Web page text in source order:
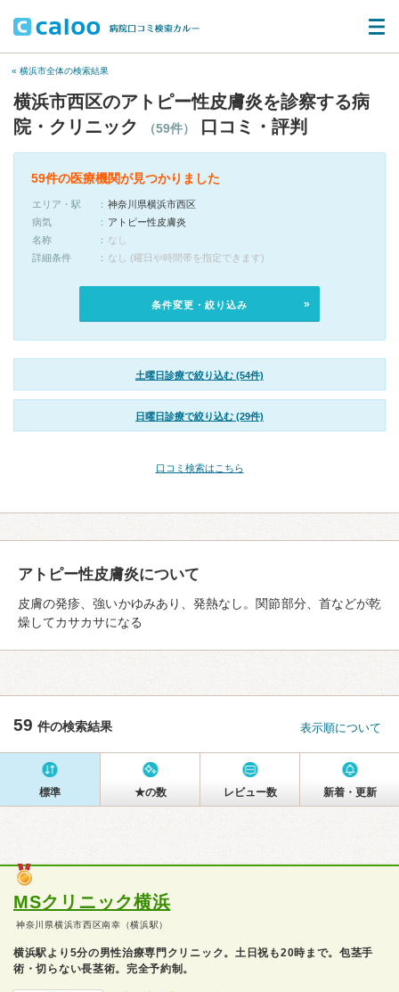
« 横浜市全体の検索結果
横浜市西区のアトピー性皮膚炎を診察する病
院・クリニック
（59件） 口コミ・評判
59件の医療機関が見つかりました
エリア・駅
神奈川県横浜市西区
病気
アトピー性皮膚炎
名称
なし
詳細条件
なし (曜日や時間帯を指定できます)
条件変更・絞り込み
土曜日診療で絞り込む (54件)
日曜日診療で絞り込む (29件)
口コミ検索はこちら
アトピー性皮膚炎について
皮膚の発疹、強いかゆみあり、発熱なし。関節部分、首などが乾
燥してカサカサになる
59 件の検索結果 表示順について
標準 ★の数 レビュー数 新着・更新
MSクリニック横浜
神奈川県横浜市西区南幸（横浜駅）
横浜駅より5分の男性治療専門クリニック。土日祝も20時まで。包茎手
術・切らない長茎術。完全予約制。